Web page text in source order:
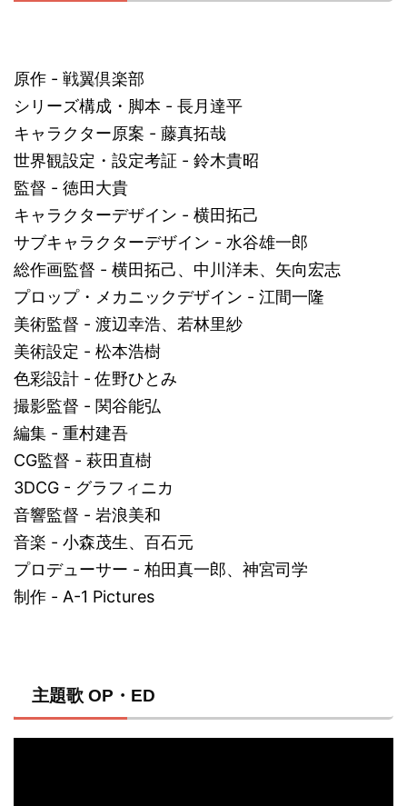
原作 - 戦翼倶楽部
シリーズ構成・脚本 - 長月達平
キャラクター原案 - 藤真拓哉
世界観設定・設定考証 - 鈴木貴昭
監督 - 徳田大貴
キャラクターデザイン - 横田拓己
サブキャラクターデザイン - 水谷雄一郎
総作画監督 - 横田拓己、中川洋未、矢向宏志
プロップ・メカニックデザイン - 江間一隆
美術監督 - 渡辺幸浩、若林里紗
美術設定 - 松本浩樹
色彩設計 - 佐野ひとみ
撮影監督 - 関谷能弘
編集 - 重村建吾
CG監督 - 萩田直樹
3DCG - グラフィニカ
音響監督 - 岩浪美和
音楽 - 小森茂生、百石元
プロデューサー - 柏田真一郎、神宮司学
制作 - A-1 Pictures
主題歌 OP・ED